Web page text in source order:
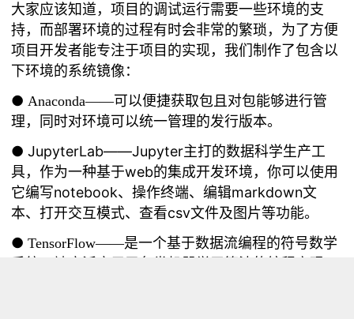
大家应该知道，项目的调试运行需要一些环境的支
持，而部署环境的过程有时会非常的繁琐，为了方便
项目开发者能专注于项目的实现，我们制作了包含以
下环境的系统镜像：
● Anaconda——可以便捷获取包且对包能够进行管
理，同时对环境可以统一管理的发行版本。
● JupyterLab——Jupyter主打的数据科学生产工
具，作为一种基于web的集成开发环境，你可以使用
它编写notebook、操作终端、编辑markdown文
本、打开交互模式、查看csv文件及图片等功能。
●TensorFlow——是一个基于数据流编程的符号数学